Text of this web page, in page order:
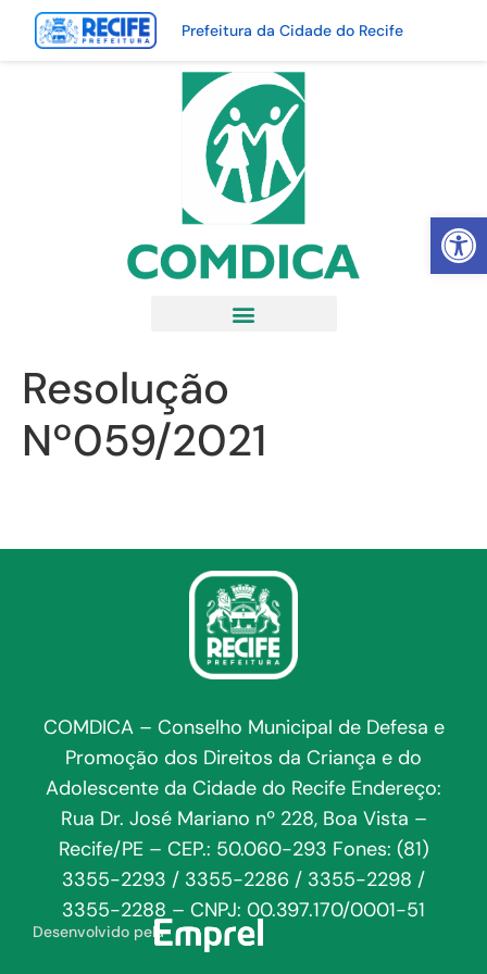
Abrir
Prefeitura da Cidade do Recife
Resolução
Nº059/2021
COMDICA – Conselho Municipal de Defesa e
Promoção dos Direitos da Criança e do
Adolescente da Cidade do Recife Endereço:
Rua Dr. José Mariano nº 228, Boa Vista –
Recife/PE – CEP.: 50.060-293 Fones: (81)
3355-2293 / 3355-2286 / 3355-2298 /
3355-2288 – CNPJ: 00.397.170/0001-51
Desenvolvido pela